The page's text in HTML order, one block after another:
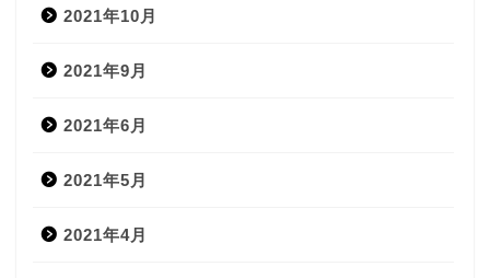
2021年10月
2021年9月
2021年6月
2021年5月
2021年4月